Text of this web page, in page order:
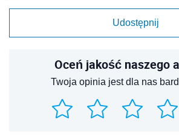
Udostępnij
Oceń jakość naszego
Twoja opinia jest dla nas